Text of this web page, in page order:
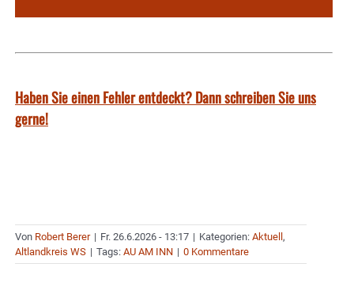
Haben Sie einen Fehler entdeckt? Dann schreiben Sie uns
gerne!
Von Robert Berer | Fr. 26.6.2026 - 13:17 | Kategorien: Aktuell,
Altlandkreis WS | Tags: AU AM INN | 0 Kommentare